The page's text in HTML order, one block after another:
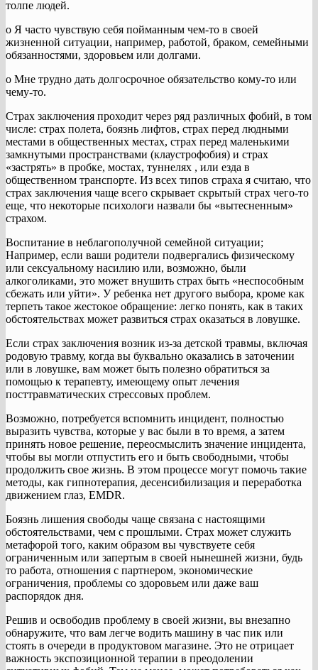
толпе людей.
o Я часто чувствую себя пойманным чем-то в своей
жизненной ситуации, например, работой, браком, семейными
обязанностями, здоровьем или долгами.
o Мне трудно дать долгосрочное обязательство кому-то или
чему-то.
Страх заключения проходит через ряд различных фобий, в том
числе: страх полета, боязнь лифтов, страх перед людными
местами в общественных местах, страх перед маленькими
замкнутыми пространствами (клаустрофобия) и страх
«застрять» в пробке, мостах, туннелях , или езда в
общественном транспорте. Из всех типов страха я считаю, что
страх заключения чаще всего скрывает скрытый страх чего-то
еще, что некоторые психологи назвали бы «вытесненным»
страхом.
Воспитание в неблагополучной семейной ситуации;
Например, если ваши родители подвергались физическому
или сексуальному насилию или, возможно, были
алкоголиками, это может внушить страх быть «неспособным
сбежать или уйти». У ребенка нет другого выбора, кроме как
терпеть такое жестокое обращение: легко понять, как в таких
обстоятельствах может развиться страх оказаться в ловушке.
Если страх заключения возник из-за детской травмы, включая
родовую травму, когда вы буквально оказались в заточении
или в ловушке, вам может быть полезно обратиться за
помощью к терапевту, имеющему опыт лечения
посттравматических стрессовых проблем.
Возможно, потребуется вспомнить инцидент, полностью
выразить чувства, которые у вас были в то время, а затем
принять новое решение, переосмыслить значение инцидента,
чтобы вы могли отпустить его и быть свободными, чтобы
продолжить свое жизнь. В этом процессе могут помочь такие
методы, как гипнотерапия, десенсибилизация и переработка
движением глаз, EMDR.
Боязнь лишения свободы чаще связана с настоящими
обстоятельствами, чем с прошлыми. Страх может служить
метафорой того, каким образом вы чувствуете себя
ограниченным или запертым в своей нынешней жизни, будь
то работа, отношения с партнером, экономические
ограничения, проблемы со здоровьем или даже ваш
распорядок дня.
Решив и освободив проблему в своей жизни, вы внезапно
обнаружите, что вам легче водить машину в час пик или
стоять в очереди в продуктовом магазине. Это не отрицает
важность экспозиционной терапии в преодолении